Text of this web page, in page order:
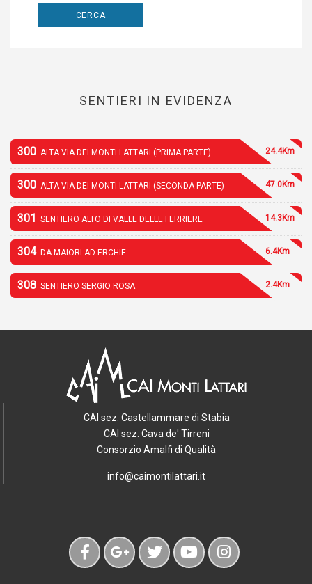
SENTIERI IN EVIDENZA
300 ALTA VIA DEI MONTI LATTARI (PRIMA PARTE) 24.4Km
300 ALTA VIA DEI MONTI LATTARI (SECONDA PARTE) 47.0Km
301 SENTIERO ALTO DI VALLE DELLE FERRIERE 14.3Km
304 DA MAIORI AD ERCHIE 6.4Km
308 SENTIERO SERGIO ROSA 2.4Km
CAI sez. Castellammare di Stabia
CAI sez. Cava de' Tirreni
Consorzio Amalfi di Qualità
info@caimontilattari.it